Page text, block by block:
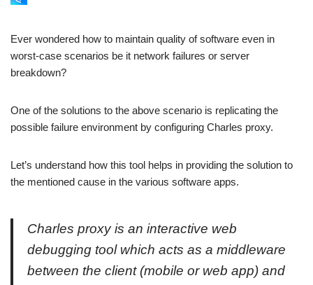
Ever wondered how to maintain quality of software even in
worst-case scenarios be it network failures or server
breakdown?
One of the solutions to the above scenario is replicating the
possible failure environment by configuring Charles proxy.
Let’s understand how this tool helps in providing the solution to
the mentioned cause in the various software apps.
Charles proxy is an interactive web
debugging tool which acts as a middleware
between the client (mobile or web app) and